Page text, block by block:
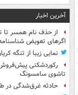
آخرین اخبار
از حذف نام همسر تا
اگرهای تعویض
نمایی زیبا از تنگه
رکوردشکنی
تاشوی سامسونگ
حادثه غرق‌شدگی در طاقانک ۲